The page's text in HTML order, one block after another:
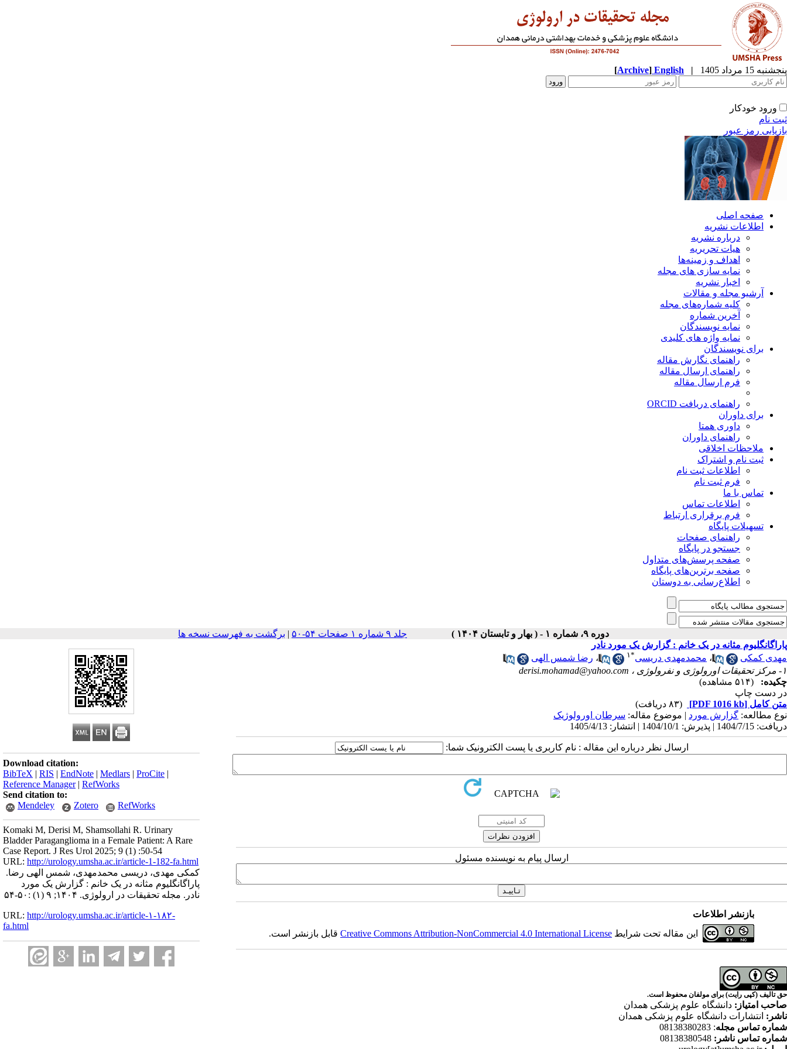
پنجشنبه 15 مرداد 1405 |
English
[Archive]
ورود خودکار
ثبت نام
بازیابی رمز عبور
صفحه اصلی
اطلاعات نشریه
درباره نشریه
هیات تحریریه
اهداف و زمینه‌ها
نمایه سازی های مجله
اخبار نشریه
آرشیو مجله و مقالات
کلیه شماره‌های مجله
آخرین شماره
نمایه نویسندگان
نمایه واژه های کلیدی
برای نویسندگان
راهنمای نگارش مقاله
راهنمای ارسال مقاله
فرم ارسال مقاله
راهنمای دریافت ORCID
برای داوران
داوری همتا
راهنمای داوران
ملاحظات اخلاقی
ثبت نام و اشتراک
اطلاعات ثبت نام
فرم ثبت نام
تماس با ما
اطلاعات تماس
فرم برقراری ارتباط
تسهیلات پایگاه
راهنمای صفحات
جستجو در پایگاه
صفحه پرسش‌های متداول
صفحه برترین‌های پایگاه
اطلاع‌رسانی به دوستان
دوره ۹، شماره ۱ - ( بهار و تابستان ۱۴۰۴ ) جلد ۹ شماره ۱ صفحات ۵۴-۵۰ | برگشت به فهرست نسخه ها
Download citation:
BibTeX | RIS | EndNote | Medlars | ProCite |
Reference Manager| RefWorks
Send citation to:
Mendeley
Zotero RefWorks
Komaki M, Derisi M, Shamsollahi R. Urinary
Bladder Paraganglioma in a Female Patient: A Rare
Case Report. J Res Urol 2025; 9 (1) :50-54
URL: http://urology.umsha.ac.ir/article-1-182-fa.html
کمکی مهدی، دریسی محمدمهدی، شمس الهی رضا.
پاراگانگلیوم مثانه در یک خانم : گزارش یک مورد
نادر. مجله تحقیقات در ارولوژی. ۱۴۰۴; ۹ (۱) :۵۰-۵۴
URL: http://urology.umsha.ac.ir/article-۱-۱۸۲-
fa.html
پاراگانگلیوم مثانه در یک خانم : گزارش یک مورد نادر
مهدی کمکی
، محمدمهدی دریسی*۱ ، رضا شمس الهی
۱- مرکز تحقیقات اورولوژی و نفرولوژی ،
derisi.mohamad@yahoo.com
چکیده:
(۵۱۴ مشاهده)
در دست چاپ
متن کامل [PDF 1016 kb]
(۸۳ دریافت)
نوع مطالعه: گزارش مورد | موضوع مقاله: سرطان اورولوژیک
دریافت: 1404/7/15 | پذیرش: 1404/10/1 | انتشار: 1405/4/13
ارسال نظر درباره این مقاله : نام کاربری یا پست الکترونیک شما:
ارسال پیام به نویسنده مسئول
بازنشر اطلاعات
این مقاله تحت شرایط Creative Commons Attribution-NonCommercial 4.0 International Licenseقابل بازنشر است.
حق تالیف (کپی رایت) برای مولفان محفوظ است.
صاحب امتیاز: دانشگاه علوم پزشکی همدان
ناشر: انتشارات دانشگاه علوم پزشکی همدان
شماره تماس مجله: 08138380283
شماره تماس ناشر: